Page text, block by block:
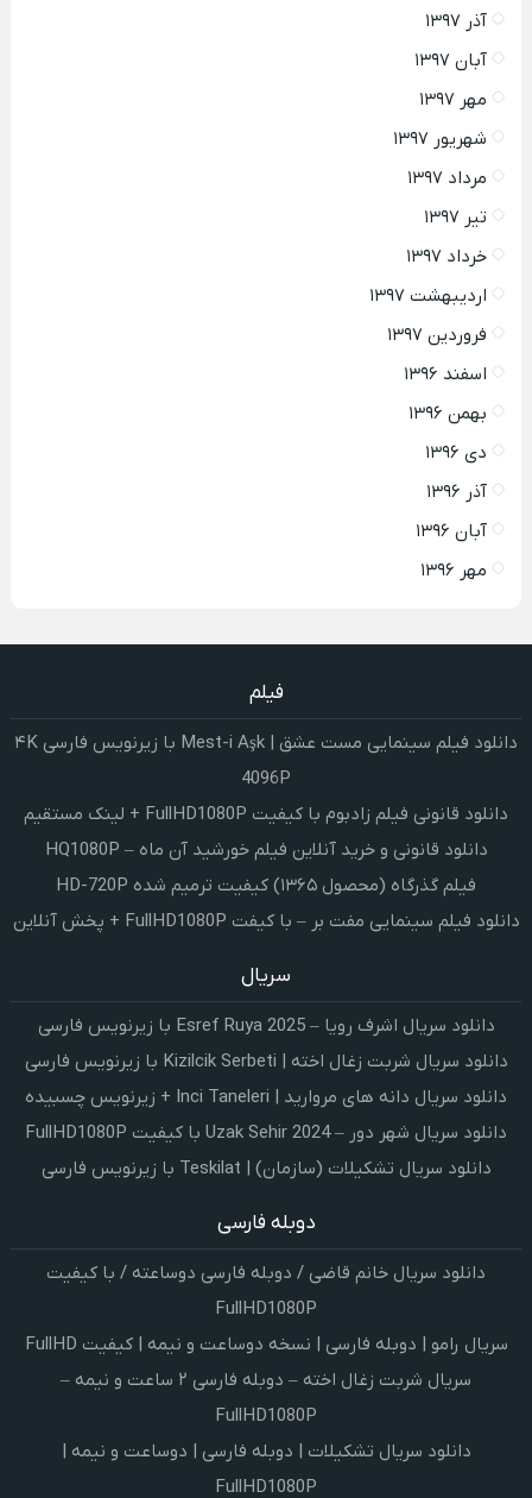
آذر ۱۳۹۷
آبان ۱۳۹۷
مهر ۱۳۹۷
شهریور ۱۳۹۷
مرداد ۱۳۹۷
تیر ۱۳۹۷
خرداد ۱۳۹۷
اردیبهشت ۱۳۹۷
فروردین ۱۳۹۷
اسفند ۱۳۹۶
بهمن ۱۳۹۶
دی ۱۳۹۶
آذر ۱۳۹۶
آبان ۱۳۹۶
مهر ۱۳۹۶
فیلم
دانلود فیلم سینمایی مست عشق | Mest-i Aşk با زیرنویس فارسی ۴K
4096P
دانلود قانونی فیلم زادبوم با کیفیت FullHD1080P + لینک مستقیم
دانلود قانونی و خرید آنلاین فیلم خورشید آن ماه – HQ1080P
فیلم گذرگاه (محصول ۱۳۶۵) کیفیت ترمیم شده HD-720P
دانلود فیلم سینمایی مفت بر – با کیفت FullHD1080P + پخش آنلاین
سریال
دانلود سریال اشرف رویا – Esref Ruya 2025 با زیرنویس فارسی
دانلود سریال شربت زغال اخته | Kizilcik Serbeti با زیرنویس فارسی
دانلود سریال دانه های مروارید | Inci Taneleri + زیرنویس چسبیده
دانلود سریال شهر دور – Uzak Sehir 2024 با کیفیت FullHD1080P
دانلود سریال تشکیلات (سازمان) | Teskilat با زیرنویس فارسی
دوبله فارسی
دانلود سریال خانم قاضی / دوبله فارسی دوساعته / با کیفیت
FullHD1080P
سریال رامو | دوبله فارسی | نسخه دوساعت و نیمه | کیفیت FullHD
سریال شربت زغال اخته – دوبله فارسی ۲ ساعت و نیمه –
FullHD1080P
دانلود سریال تشکیلات | دوبله فارسی | دوساعت و نیمه |
FullHD1080P